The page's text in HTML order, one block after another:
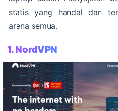
statis yang handal dan
arena semua.
1. NordVPN